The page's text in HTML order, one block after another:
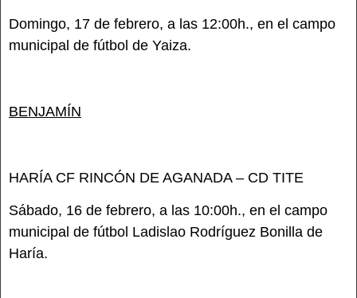
Domingo, 17 de febrero, a las 12:00h., en el campo
municipal de fútbol de Yaiza.
BENJAMÍN
HARÍA CF RINCÓN DE AGANADA – CD TITE
Sábado, 16 de febrero, a las 10:00h., en el campo
municipal de fútbol Ladislao Rodríguez Bonilla de
Haría.